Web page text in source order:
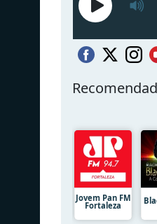
Jovem Pan FM
Fortaleza